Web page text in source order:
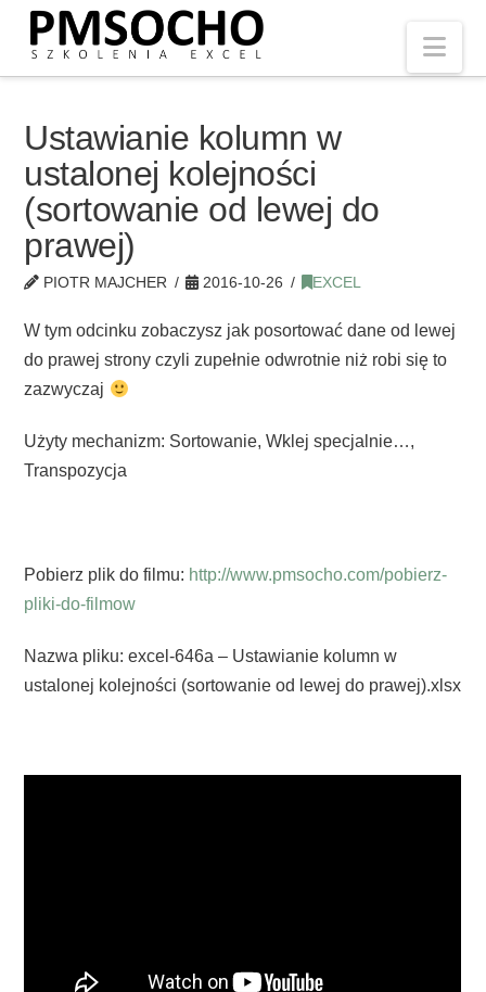
Ustawianie kolumn w
ustalonej kolejności
(sortowanie od lewej do
prawej)
PIOTR MAJCHER 2016-10-26 EXCEL
W tym odcinku zobaczysz jak posortować dane od lewej
do prawej strony czyli zupełnie odwrotnie niż robi się to
zazwyczaj
Użyty mechanizm: Sortowanie, Wklej specjalnie…,
Transpozycja
Pobierz plik do filmu: http://www.pmsocho.com/pobierz-
pliki-do-filmow
Nazwa pliku: excel-646a – Ustawianie kolumn w
ustalonej kolejności (sortowanie od lewej do prawej).xlsx